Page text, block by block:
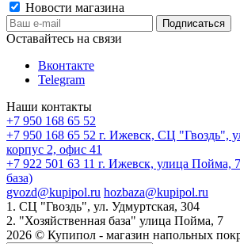
Новости магазина
Оставайтесь на связи
Вконтакте
Telegram
Наши контакты
+7 950 168 65 52
+7 950 168 65 52 г. Ижевск, СЦ "Гвоздь",
корпус 2, офис 41
+7 922 501 63 11 г. Ижевск, улица Пойма,
база)
gvozd@kupipol.ru hozbaza@kupipol.ru
1. СЦ "Гвоздь", ул. Удмуртская, 304
2. "Хозяйственная база" улица Пойма, 7
2026 © Купипол - магазин напольных